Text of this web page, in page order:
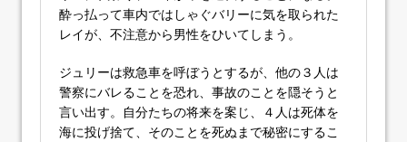
酔っ払って車内ではしゃぐバリーに気を取られた
レイが、不注意から男性をひいてしまう。
ジュリーは救急車を呼ぼうとするが、他の３人は
警察にバレることを恐れ、事故のことを隠そうと
言い出す。自分たちの将来を案じ、４人は死体を
海に投げ捨て、そのことを死ぬまで秘密にするこ